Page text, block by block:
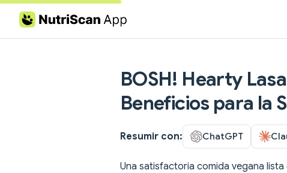
Skip to content
BOSH! Hearty
Beneficios para la
Resumir con: ChatGPT
Una satisfactoria comida vegana